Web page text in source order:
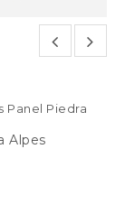
Alpes